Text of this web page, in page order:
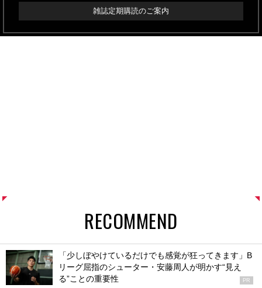
雑誌定期購読のご案内
RECOMMEND
「少しぼやけているだけでも感覚が狂ってきます」B
リーグ屈指のシューター・安藤周人が明かす“見え
る”ことの重要性
PR